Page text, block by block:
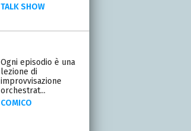
TALK SHOW
Ogni episodio è una
lezione di
improvvisazione
orchestrat...
COMICO